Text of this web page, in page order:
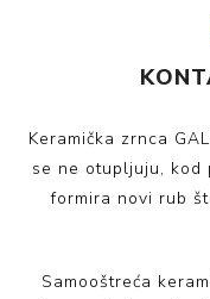
Keramička zrnca
se ne otupljuju, kod
formira novi rub
Samooštreća